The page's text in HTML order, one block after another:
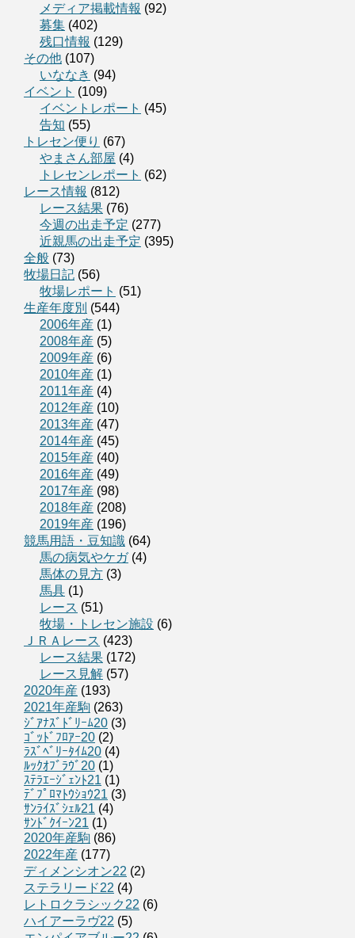
メディア掲載情報 (92)
募集 (402)
残口情報 (129)
その他 (107)
いななき (94)
イベント (109)
イベントレポート (45)
告知 (55)
トレセン便り (67)
やまさん部屋 (4)
トレセンレポート (62)
レース情報 (812)
レース結果 (76)
今週の出走予定 (277)
近親馬の出走予定 (395)
全般 (73)
牧場日記 (56)
牧場レポート (51)
生産年度別 (544)
2006年産 (1)
2008年産 (5)
2009年産 (6)
2010年産 (1)
2011年産 (4)
2012年産 (10)
2013年産 (47)
2014年産 (45)
2015年産 (40)
2016年産 (49)
2017年産 (98)
2018年産 (208)
2019年産 (196)
競馬用語・豆知識 (64)
馬の病気やケガ(4)
馬体の見方 (3)
馬具 (1)
レース (51)
牧場・トレセン施設 (6)
ＪＲＡレース (423)
レース結果 (172)
レース見解 (57)
2020年産 (193)
2021年産駒 (263)
ｼﾞｱﾅｽﾞﾄﾞﾘｰﾑ20 (3)
ｺﾞｯﾄﾞﾌﾛｱｰ20 (2)
ﾗｽﾞﾍﾞﾘｰﾀｲﾑ20 (4)
ﾙｯｸｵﾌﾞﾗｳﾞ20 (1)
ｽﾃﾗｴｰｼﾞｪﾝﾄ21 (1)
ﾃﾞﾌﾟﾛﾏﾄｳｼｮｳ21 (3)
ｻﾝﾗｲｽﾞｼｪﾙ21 (4)
ｻﾝﾄﾞｸｲｰﾝ21 (1)
2020年産駒 (86)
2022年産 (177)
ディメンシオン22 (2)
ステラリード22 (4)
レトロクラシック22 (6)
ハイアーラヴ22 (5)